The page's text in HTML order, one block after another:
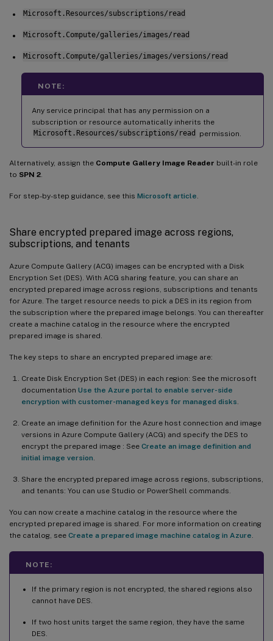
Microsoft.Resources/subscriptions/read
Microsoft.Compute/galleries/images/read
Microsoft.Compute/galleries/images/versions/read
NOTE:
Any service principal that has any permission on a
subscription or resource automatically inherits the
Microsoft.Resources/subscriptions/read
permission.
Alternatively, assign the Compute Gallery Image Reader built-in role
to SPN 2
For step-by-step guidance, see this Microsoft article
Share encrypted prepared image across regions,
subscriptions, and tenants
Azure Compute Gallery (ACG) images can be encrypted with a Disk
Encryption Set (DES). With ACG sharing feature, you can share an
encrypted prepared image across regions, subscriptions and tenants
for Azure. The target resource needs to pick a DES in its region from
the subscription where the prepared image belongs. You can thereafter
create a machine catalog in the resource where the encrypted
prepared image is shared.
The key steps to share an encrypted prepared image are:
Create Disk Encryption Set (DES) in each region: See the microsoft
documentation Use the Azure portal to enable server-side
encryption with customer-managed keys for managed disks
Create an image definition for the Azure host connection and image
versions in Azure Compute Gallery (ACG) and specify the DES to
encrypt the prepared image : See Create an image definition and
initial image version
Share the encrypted prepared image across regions, subscriptions,
and tenants: You can use Studio or PowerShell commands.
You can now create a machine catalog in the resource where the
encrypted prepared image is shared. For more information on creating
the catalog, see Create a prepared image machine catalog in Azure
NOTE:
If the primary region is not encrypted, the shared regions also
cannot have DES.
If two host units target the same region, they have the same
DES.